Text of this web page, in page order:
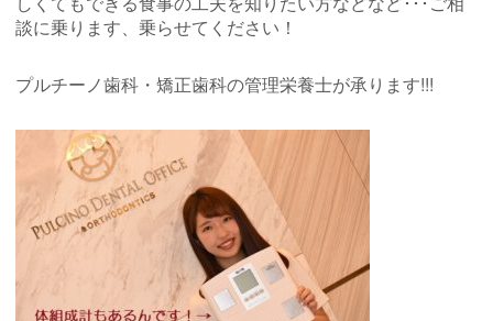
談に乗ります、乗らせてください！
プルチーノ歯科・矯正歯科の管理栄養士が承ります!!!